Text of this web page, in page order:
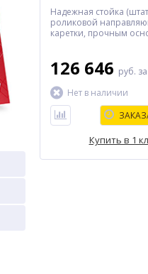
Надежная стойка
роликовой
каретки, прочным
лазерным
отверстия и
креплением
для сверления
диаметром до 350 мм.
126 646 руб.
Нет в наличии
Купить в 1